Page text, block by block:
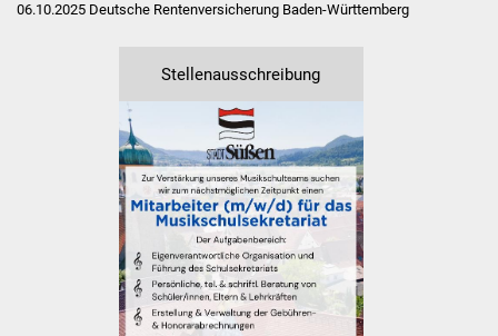
Was erledige ich wo
Dienstleistungen
Lebenslagen
Formulare
Bürgerinfos
06.10.2025 Deutsche Rentenversicherung Baden-Württemberg
Stellenausschreibung